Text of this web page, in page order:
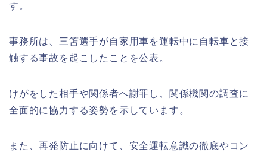
す。
事務所は、三笘選手が自家用車を運転中に自転車と接
触する事故を起こしたことを公表。
けがをした相手や関係者へ謝罪し、関係機関の調査に
全面的に協力する姿勢を示しています。
また、再発防止に向けて、安全運転意識の徹底やコン